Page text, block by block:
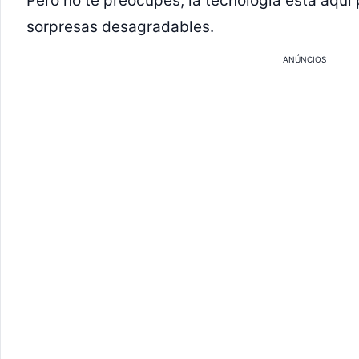
sorpresas desagradables.
ANÚNCIOS